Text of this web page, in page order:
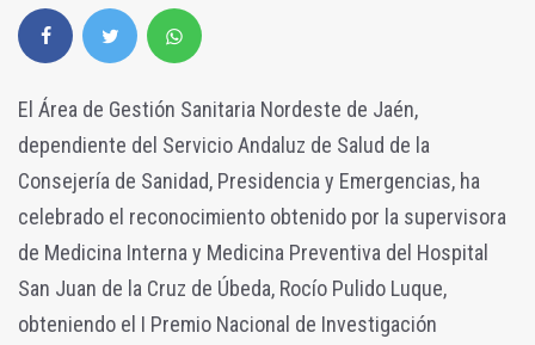
El Área de Gestión Sanitaria Nordeste de Jaén,
dependiente del Servicio Andaluz de Salud de la
Consejería de Sanidad, Presidencia y Emergencias, ha
celebrado el reconocimiento obtenido por la supervisora
de Medicina Interna y Medicina Preventiva del Hospital
San Juan de la Cruz de Úbeda, Rocío Pulido Luque,
obteniendo el I Premio Nacional de Investigación